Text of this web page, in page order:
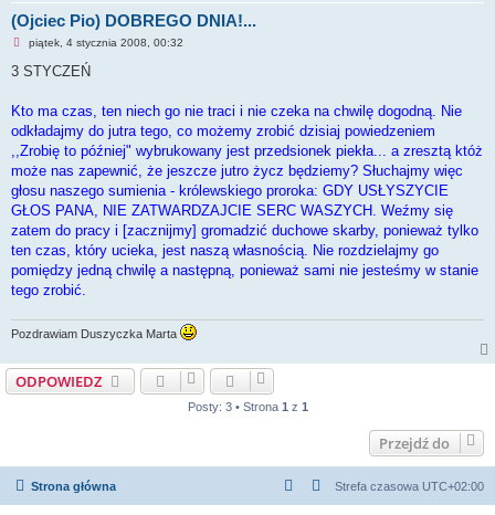
(Ojciec Pio) DOBREGO DNIA!...
N
e
z
c
z
t
a
y
p
s
t
piątek, 4 stycznia 2008, 00:32
3 STYCZEŃ
Kto ma czas, ten niech go nie traci i nie czeka na chwilę dogodną. Nie
odkładajmy do jutra tego, co możemy zrobić dzisiaj powiedzeniem
,,Zrobię to później" wybrukowany jest przedsionek piekła... a zresztą któż
może nas zapewnić, że jeszcze jutro życz będziemy? Słuchajmy więc
głosu naszego sumienia - królewskiego proroka: GDY USŁYSZYCIE
GŁOS PANA, NIE ZATWARDZAJCIE SERC WASZYCH. Weźmy się
zatem do pracy i [zacznijmy] gromadzić duchowe skarby, ponieważ tylko
ten czas, który ucieka, jest naszą własnością. Nie rozdzielajmy go
pomiędzy jedną chwilę a następną, ponieważ sami nie jesteśmy w stanie
tego zrobić.
Pozdrawiam Duszyczka Marta
ODPOWIEDZ
Posty: 3 • Strona 1 z 1
Przejdź do
Strona główna Strefa czasowa UTC+02:00